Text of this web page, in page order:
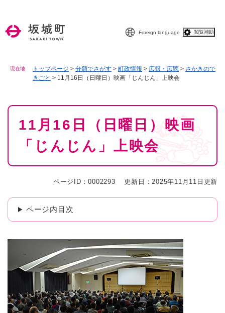
Foreign language 閲覧補助
現在地 トップページ > 分類でさがす > 町政情報 > 広報・広聴 > さかきので
きごと > 11月16日（日曜日）映画「じんじん」上映会
本
11月16日（日曜日）映画
「じんじん」上映会
ページID：0002293 更新日：2025年11月11日更新
ページ内目次